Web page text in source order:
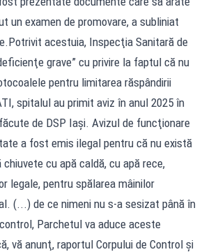
un examen de promovare, a subliniat
acestuia, Inspecţia Sanitară de
grave” cu privire la faptul că nu
pentru limitarea răspândirii
spitalul au primit aviz în anul 2025 în
de DSP Iaşi. Avizul de funcţionare
a fost emis ilegal pentru că nu există
cu apă caldă, cu apă rece,
legale, pentru spălarea mâinilor
(...) de ce nimeni nu s-a sesizat până în
Parchetul va aduce aceste
vă anunţ, raportul Corpului de Control şi